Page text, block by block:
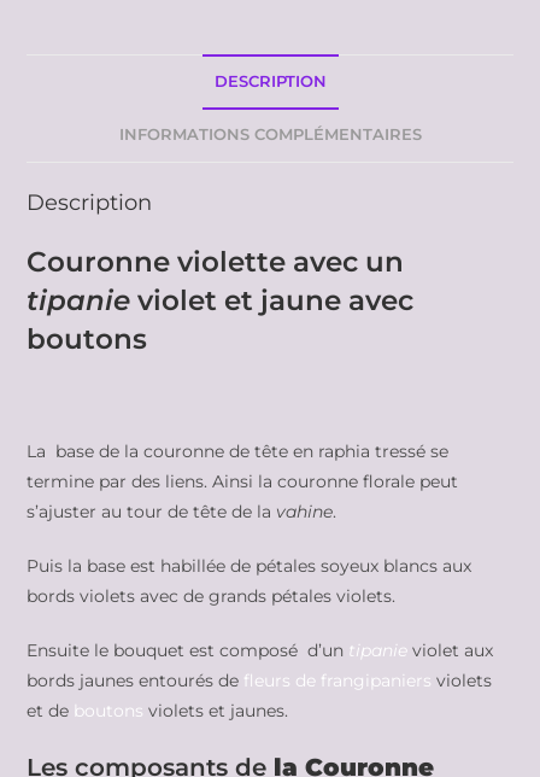
DESCRIPTION
INFORMATIONS COMPLÉMENTAIRES
Description
Couronne violette avec un
tipanie violet et jaune avec
boutons
La base de la couronne de tête en raphia tressé se
termine par des liens. Ainsi la couronne florale peut
s’ajuster au tour de tête de la vahine.
Puis la base est habillée de pétales soyeux blancs aux
bords violets avec de grands pétales violets.
Ensuite le bouquet est composé d’un tipanie violet aux
bords jaunes entourés de fleurs de frangipaniers violets
et de boutons violets et jaunes.
Les composants de la Couronne